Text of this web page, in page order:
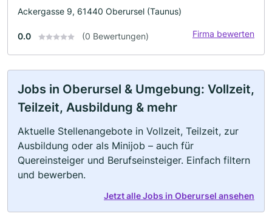
Ackergasse 9, 61440 Oberursel (Taunus)
0.0 (0 Bewertungen) Firma bewerten
Jobs in Oberursel & Umgebung: Vollzeit,
Teilzeit, Ausbildung & mehr
Aktuelle Stellenangebote in Vollzeit, Teilzeit, zur
Ausbildung oder als Minijob – auch für
Quereinsteiger und Berufseinsteiger. Einfach filtern
und bewerben.
Jetzt alle Jobs in Oberursel ansehen